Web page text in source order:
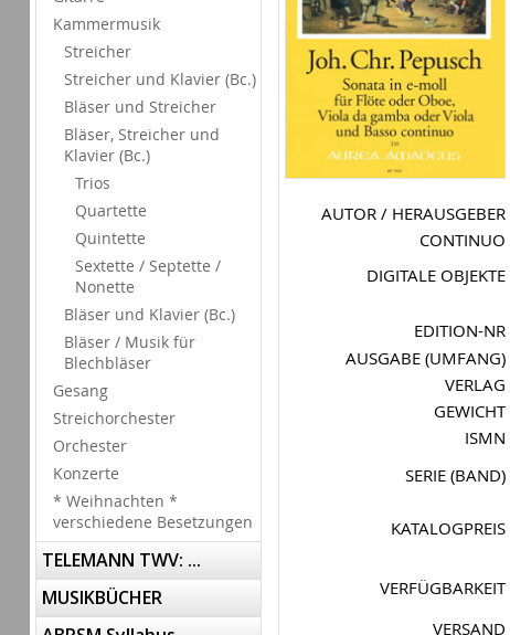
Kammermusik
Streicher
Streicher und Klavier (Bc.)
Bläser und Streicher
Bläser, Streicher und
Klavier (Bc.)
Trios
Quartette
Quintette
Sextette / Septette /
Nonette
Bläser und Klavier (Bc.)
Bläser / Musik für
Blechbläser
Gesang
Streichorchester
Orchester
Konzerte
* Weihnachten *
verschiedene Besetzungen
TELEMANN TWV: ...
MUSIKBÜCHER
AUTOR / HERAUSGEBER
CONTINUO
DIGITALE OBJEKTE
EDITION-NR
AUSGABE (UMFANG)
VERLAG
GEWICHT
ISMN
SERIE (BAND)
KATALOGPREIS
VERFÜGBARKEIT
VERSAND